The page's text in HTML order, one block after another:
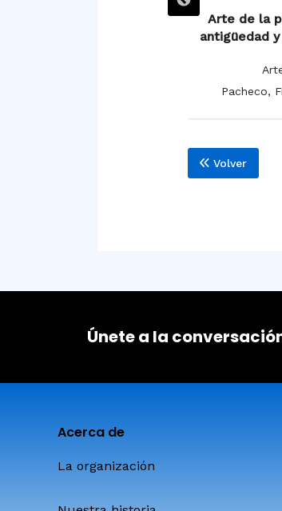
Arte de la
antigüedad
Pacheco,
Volver
Únete a la
Acerca de
La organización